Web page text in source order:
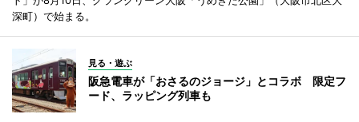
深町）で始まる。
見る・遊ぶ
阪急電車が「おさるのジョージ」とコラボ 限定フ
ード、ラッピング列車も